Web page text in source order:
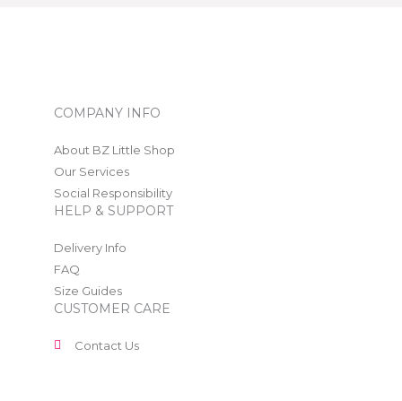
COMPANY INFO
About BZ Little Shop
Our Services
Social Responsibility
HELP & SUPPORT
Delivery Info
FAQ
Size Guides
CUSTOMER CARE
Contact Us